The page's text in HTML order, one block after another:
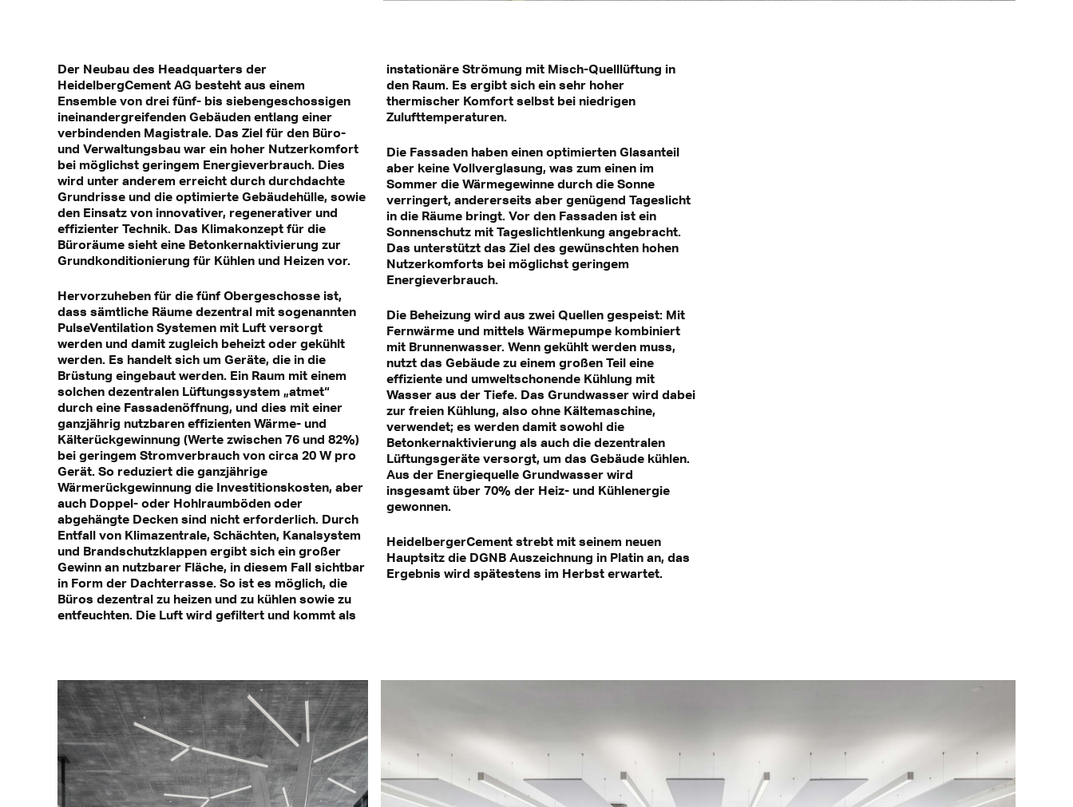
Der Neubau des Headquarters der
HeidelbergCement AG besteht aus einem
Ensemble von drei fünf- bis siebengeschossigen
ineinandergreifenden Gebäuden entlang einer
verbindenden Magistrale. Das Ziel für den Büro-
und Verwaltungsbau war ein hoher Nutzerkomfort
bei möglichst geringem Energieverbrauch. Dies
wird unter anderem erreicht durch durchdachte
Grundrisse und die optimierte Gebäudehülle, sowie
den Einsatz von innovativer, regenerativer und
effizienter Technik. Das Klimakonzept für die
Büroräume sieht eine Betonkernaktivierung zur
Grundkonditionierung für Kühlen und Heizen vor.
Hervorzuheben für die fünf Obergeschosse ist,
dass sämtliche Räume dezentral mit sogenannten
PulseVentilation Systemen mit Luft versorgt
werden und damit zugleich beheizt oder gekühlt
werden. Es handelt sich um Geräte, die in die
Brüstung eingebaut werden. Ein Raum mit einem
solchen dezentralen Lüftungssystem „atmet“
durch eine Fassadenöffnung, und dies mit einer
ganzjährig nutzbaren effizienten Wärme- und
Kälterückgewinnung (Werte zwischen 76 und 82%)
bei geringem Stromverbrauch von circa 20 W pro
Gerät. So reduziert die ganzjährige
Wärmerückgewinnung die Investitionskosten, aber
auch Doppel- oder Hohlraumböden oder
abgehängte Decken sind nicht erforderlich. Durch
Entfall von Klimazentrale, Schächten, Kanalsystem
und Brandschutzklappen ergibt sich ein großer
Gewinn an nutzbarer Fläche, in diesem Fall sichtbar
in Form der Dachterrasse. So ist es möglich, die
Büros dezentral zu heizen und zu kühlen sowie zu
entfeuchten. Die Luft wird gefiltert und kommt als
instationäre Strömung mit Misch-Quelllüftung in
den Raum. Es ergibt sich ein sehr hoher
thermischer Komfort selbst bei niedrigen
Zulufttemperaturen.
Die Fassaden haben einen optimierten Glasanteil
aber keine Vollverglasung, was zum einen im
Sommer die Wärmegewinne durch die Sonne
verringert, andererseits aber genügend Tageslicht
in die Räume bringt. Vor den Fassaden ist ein
Sonnenschutz mit Tageslichtlenkung angebracht.
Das unterstützt das Ziel des gewünschten hohen
Nutzerkomforts bei möglichst geringem
Energieverbrauch.
Die Beheizung wird aus zwei Quellen gespeist: Mit
Fernwärme und mittels Wärmepumpe kombiniert
mit Brunnenwasser. Wenn gekühlt werden muss,
nutzt das Gebäude zu einem großen Teil eine
effiziente und umweltschonende Kühlung mit
Wasser aus der Tiefe. Das Grundwasser wird dabei
zur freien Kühlung, also ohne Kältemaschine,
verwendet; es werden damit sowohl die
Betonkernaktivierung als auch die dezentralen
Lüftungsgeräte versorgt, um das Gebäude kühlen.
Aus der Energiequelle Grundwasser wird
insgesamt über 70% der Heiz- und Kühlenergie
gewonnen.
HeidelbergerCement strebt mit seinem neuen
Hauptsitz die DGNB Auszeichnung in Platin an, das
Ergebnis wird spätestens im Herbst erwartet.